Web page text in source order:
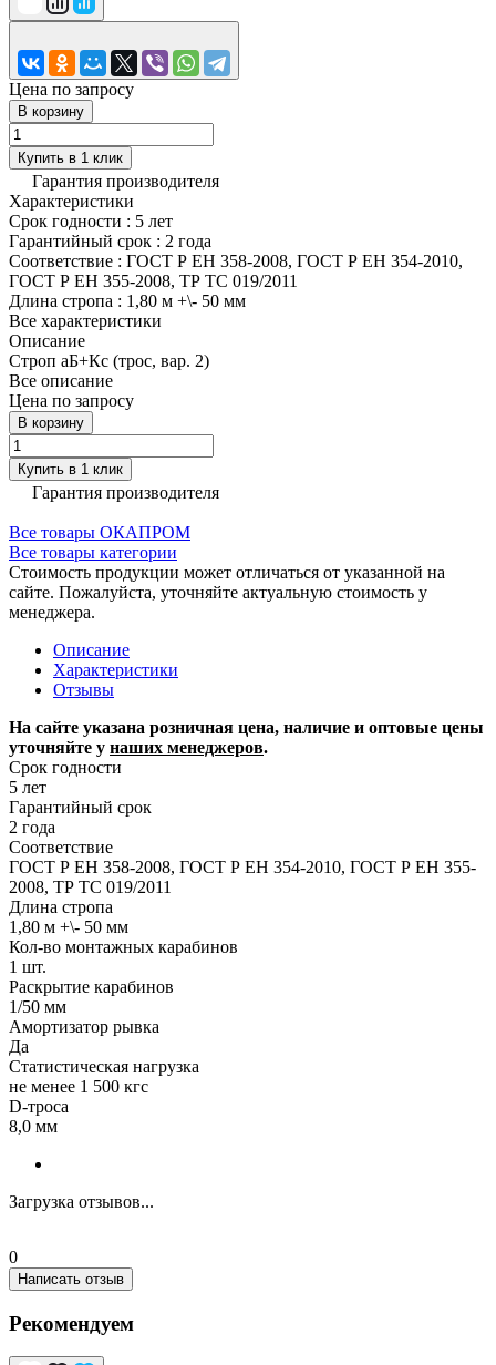
Цена по запросу
В корзину
Купить в 1 клик
Гарантия производителя
Характеристики
Срок годности : 5 лет
Гарантийный срок : 2 года
Соответствие : ГОСТ Р ЕН 358-2008, ГОСТ Р ЕН 354-2010,
ГОСТ Р ЕН 355-2008, ТР ТС 019/2011
Длина стропа : 1,80 м +\- 50 мм
Все характеристики
Описание
Строп аБ+Кс (трос, вар. 2)
Все описание
Цена по запросу
В корзину
Купить в 1 клик
Гарантия производителя
Все товары ОКАПРОМ
Все товары категории
Стоимость продукции может отличаться от указанной на
сайте. Пожалуйста, уточняйте актуальную стоимость у
менеджера.
Описание
Характеристики
Отзывы
На сайте указана розничная цена, наличие и оптовые цены
уточняйте у наших менеджеров.
Срок годности
5 лет
Гарантийный срок
2 года
Соответствие
ГОСТ Р ЕН 358-2008, ГОСТ Р ЕН 354-2010, ГОСТ Р ЕН 355-
2008, ТР ТС 019/2011
Длина стропа
1,80 м +\- 50 мм
Кол-во монтажных карабинов
1 шт.
Раскрытие карабинов
1/50 мм
Амортизатор рывка
Да
Статистическая нагрузка
не менее 1 500 кгс
D-троса
8,0 мм
Загрузка отзывов...
0
Написать отзыв
Рекомендуем